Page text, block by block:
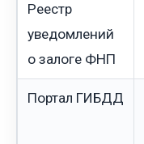
Реестр
уведомлений
о залоге ФНП
Портал ГИБДД